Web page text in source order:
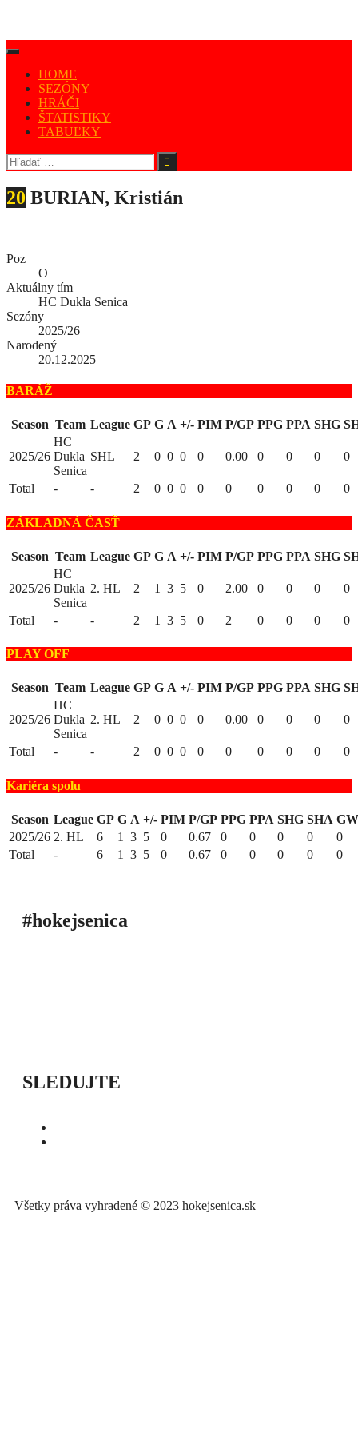
HOME
SEZÓNY
HRÁČI
ŠTATISTIKY
TABUĽKY
20 BURIAN, Kristián
Poz
O
Aktuálny tím
HC Dukla Senica
Sezóny
2025/26
Narodený
20.12.2025
BARÁŽ
Season Team League GP G A +/- PIM P/GP PPG PPA SHG
2025/26
HC
Dukla
Senica
SHL 2 0 0 0 0 0.00 0 0 0 0
Total - - 2 0 0 0 0 0 0 0 0 0
ZÁKLADNÁ ČASŤ
Season Team League GP G A +/- PIM P/GP PPG PPA SHG
2025/26
HC
Dukla
Senica
2. HL 2 1 3 5 0 2.00 0 0 0 0
Total - - 2 1 3 5 0 2 0 0 0 0
PLAY OFF
Season Team League GP G A +/- PIM P/GP PPG PPA SHG
2025/26
HC
Dukla
Senica
2. HL 2 0 0 0 0 0.00 0 0 0 0
Total - - 2 0 0 0 0 0 0 0 0 0
Kariéra spolu
Season League GP G A +/- PIM P/GP PPG PPA SHG SHA
2025/26 2. HL 6 1 3 5 0 0.67 0 0 0 0
0
Total
- 6 1 3 5 0 0.67 0 0 0 0 0
#hokejsenica
SLEDUJTE
Všetky práva vyhradené © 2023 hokejsenica.sk